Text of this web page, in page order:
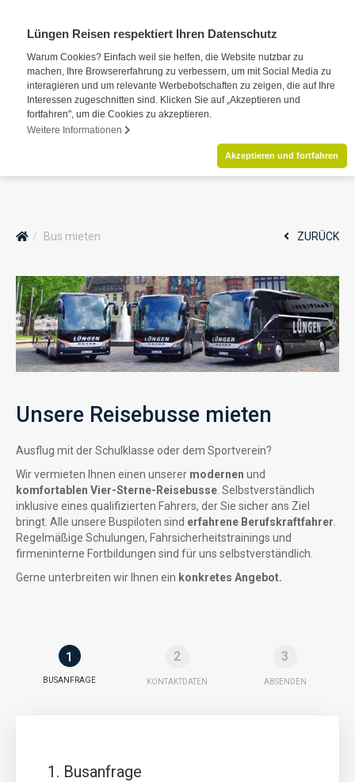
Lüngen Reisen respektiert Ihren Datenschutz
Warum Cookies? Einfach weil sie helfen, die Website nutzbar zu
machen, Ihre Browsererfahrung zu verbessern, um mit Social Media zu
interagieren und um relevante Werbebotschaften zu zeigen, die auf Ihre
Interessen zugeschnitten sind. Klicken Sie auf „Akzeptieren und
fortfahren", um die Cookies zu akzeptieren.
Weitere Informationen
Akzeptieren und fortfahren
Bus mieten ZURÜCK
Unsere Reisebusse mieten
Ausflug mit der Schulklasse oder dem Sportverein?
Wir vermieten Ihnen einen unserer modernen und
komfortablen Vier-Sterne-Reisebusse . Selbstverständlich
inklusive eines qualifizierten Fahrers, der Sie sicher ans Ziel
bringt. Alle unsere Buspiloten sind erfahrene Berufskraftfahrer
Regelmäßige Schulungen, Fahrsicherheitstrainings und
firmeninterne Fortbildungen sind für uns selbstverständlich.
Gerne unterbreiten wir Ihnen ein konkretes Angebot.
1
BUSANFRAGE
2
KONTAKTDATEN
3
ABSENDEN
1. Busanfrage